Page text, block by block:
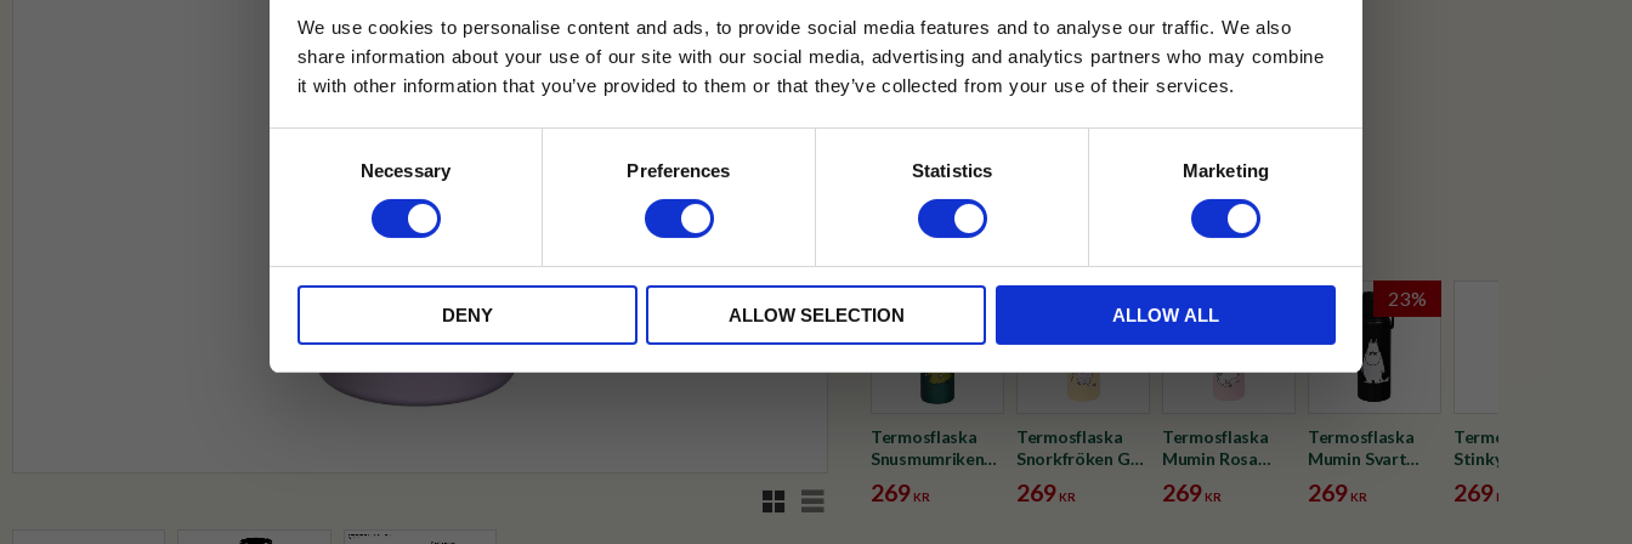
We use cookies to personalise content and ads, to provide social media features and to analyse our traffic. We also
share information about your use of our site with our social media, advertising and analytics partners who may combine
it with other information that you’ve provided to them or that they’ve collected from your use of their services.
Necessary Preferences Statistics Marketing
DENY ALLOW SELECTION ALLOW ALL
RutnätsvyListvy
✓ Fri frakt över 399 kr
✓ Betala direkt eller inom 30 dagar
✓ Gratis teprov i varje beställning
Visa alla produkter från Mumin
Termosflaska
Snusmumriken
550ml
269 KR
Termosflaska
Snorkfröken Gul
550ml
269 KR
Termosflaska
Mumin Rosa
550ml
269 KR
Termosflaska
Mumin Svart
550ml
269 KR
23%
Termosflaska
Stinky 550ml
269 KR
Jag samtycker till Tehuset Javas villkor.Läs mer
* Rabatten gäller endast online på Tehusetjava.se. Rabatten fungerar endast
på ordinarie priser och kan ej kombineras med andra erbjudanden.